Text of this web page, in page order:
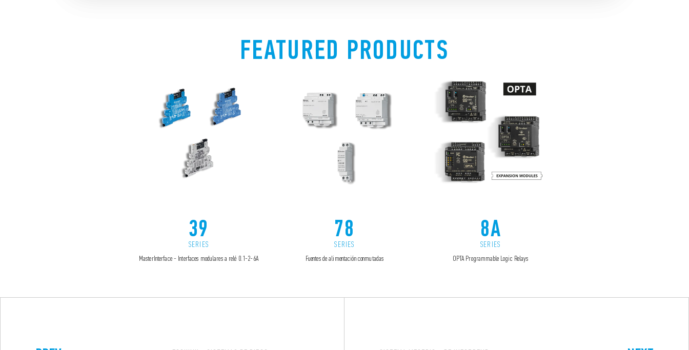
FEATURED PRODUCTS
39
SERIES
MasterInterface - Interfaces modulares a relé 0.1-2-6A
78
SERIES
Fuentes de alimentación conmutadas
8A
SERIES
OPTA Programmable Logic Relays